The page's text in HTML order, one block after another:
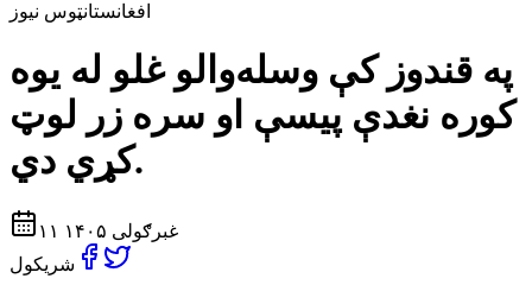
افغانستانټوس نیوز
په قندوز کې وسله‌والو غلو له یوه
کوره نغدې پیسې او سره زر لوټ
کړي دي.
۱۱ غبرګولی ۱۴۰۵
شریکول